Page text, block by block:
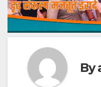
By